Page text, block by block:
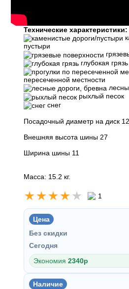
Технические характеристики:
пустыри
глубокая грязь
пересеченной местности
рыхлый песок
снег
Посадочный диаметр на диск 12
Внешняя высота шины 27
Ширина шины 11
Масса: 15.2 кг.
1
Цена
Без скидки
Сегодня
Экономия2340p
Наличие